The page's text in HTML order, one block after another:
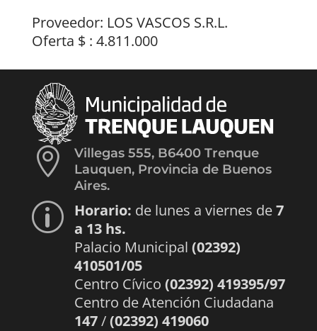
Proveedor: LOS VASCOS S.R.L.
Oferta $ : 4.811.000

Villegas 555, B6400 Trenque
Lauquen, Provincia de Buenos
Aires.
p Horario: de lunes a viernes de7
a 13 hs.
Palacio Municipal (02392)
410501/05
Centro Cívico (02392) 419395/97
Centro de Atención Ciudadana
147/(02392) 419060